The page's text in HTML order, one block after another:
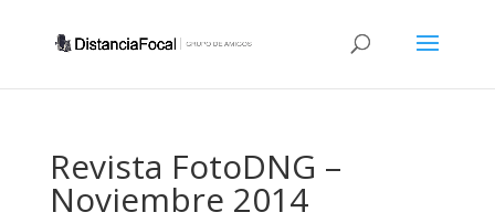
Revista FotoDNG –
Noviembre 2014